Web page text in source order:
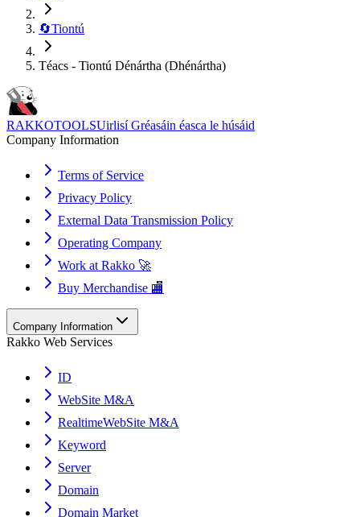
🔄Tiontú
Téacs - Tiontú Dénártha (Dhénártha)
RAKKOTOOLSUirlisí Gréasáin éasca le húsáid
Company Information
Terms of Service
Privacy Policy
External Data Transmission Policy
Operating Company
Work at Rakko 🚀
Buy Merchandise 🏬
Company Information
Rakko Web Services
ID
WebSite M&A
RealtimeWebSite M&A
Keyword
Server
Domain
Domain Market